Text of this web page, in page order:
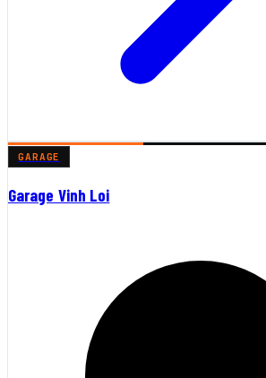
GARAGE
Garage Vinh Loi